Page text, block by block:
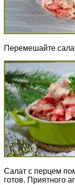
Перемешайте
Салат с перцем
готов. Приятного